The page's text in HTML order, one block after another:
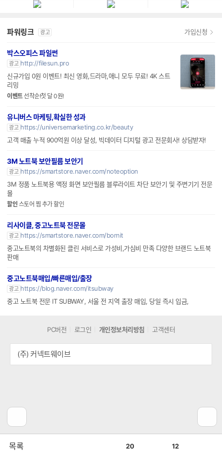
파워링크 광고
박스오피스 파일썬
광고 http://filesun.pro
신규가입 0원 이벤트! 최신 영화,드라마,애니 모두 무료! 4K 스트
이벤트선착순!첫 달 0원!
유니버스 마케팅,확실한 성과
광고 https://universemarketing.co.kr/beauty
고객 매출 누적 900억원 이상 달성, 빅데이터 디지털 광고 전문회사! 상담받자!
3M 노트북 보안필름 보안기
광고 https://smartstore.naver.com/noteoption
3M 정품 노트북용 액정 화면 보안필름 블루라이트 차단 보안기 및 주변기기 전문
할인스토어 찜 추가 할인
리사이클, 중고노트북 전문몰
광고 https://smartstore.naver.com/bornit
판매
중고노트북매입/빠른매입/출장
광고 https://blog.naver.com/itsubway
PC버전 로그인 개인정보처리방침 고객센터
목록 20 12